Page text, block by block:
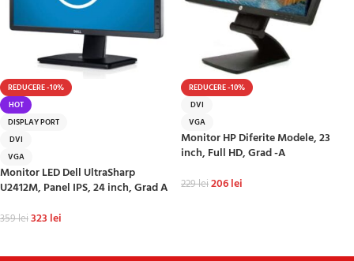
REDUCERE -10%
HOT
DISPLAY PORT
DVI
VGA
Monitor LED Dell UltraSharp
U2412M, Panel IPS, 24 inch, Grad A
359lei323 lei
REDUCERE -10%
DVI
VGA
Monitor HP Diferite Modele, 23
inch, Full HD, Grad -A
229lei206lei